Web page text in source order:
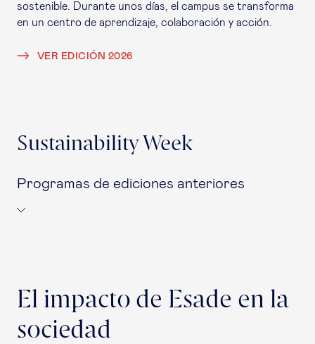
sostenible. Durante unos días, el campus se transforma
en un centro de aprendizaje, colaboración y acción.
VER EDICIÓN 2026
Sustainability Week
Programas de ediciones anteriores
El impacto de Esade en la
sociedad